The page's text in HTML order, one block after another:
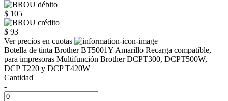
$ 105
$ 93
Ver precios en cuotas
Botella de tinta Brother BT5001Y Amarillo Recarga compatible,
para impresoras Multifunción Brother DCPT300, DCPT500W,
DCP T220 y DCP T420W
Cantidad
-